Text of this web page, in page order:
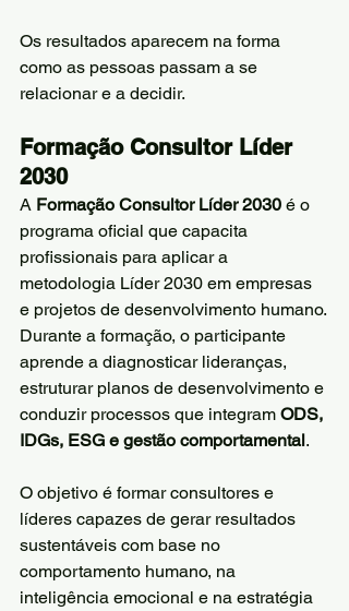
Os resultados aparecem na forma
como as pessoas passam a se
relacionar e a decidir.
Formação Consultor Líder
2030
A Formação Consultor Líder 2030 é o
programa oficial que capacita
profissionais para aplicar a
metodologia Líder 2030 em empresas
e projetos de desenvolvimento humano.
Durante a formação, o participante
aprende a diagnosticar lideranças,
estruturar planos de desenvolvimento e
conduzir processos que integram ODS,
IDGs, ESG e gestão comportamental.
O objetivo é formar consultores e
líderes capazes de gerar resultados
sustentáveis com base no
comportamento humano, na
inteligência emocional e na estratégia